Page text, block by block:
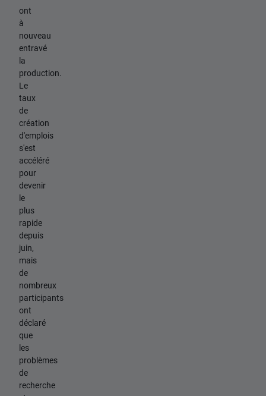
ont
à
nouveau
entravé
la
production.
Le
taux
de
création
d'emplois
s'est
accéléré
pour
devenir
le
plus
rapide
depuis
juin,
mais
de
nombreux
participants
ont
déclaré
que
les
problèmes
de
recherche